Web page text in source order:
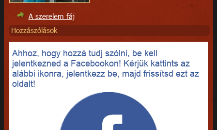
A szerelem fáj
Hozzászólások
Ahhoz, hogy hozzá tudj szólni, be kell
jelentkezned a Facebookon! Kérjük kattints az
alábbi ikonra, jelentkezz be, majd frissítsd ezt az
oldalt!